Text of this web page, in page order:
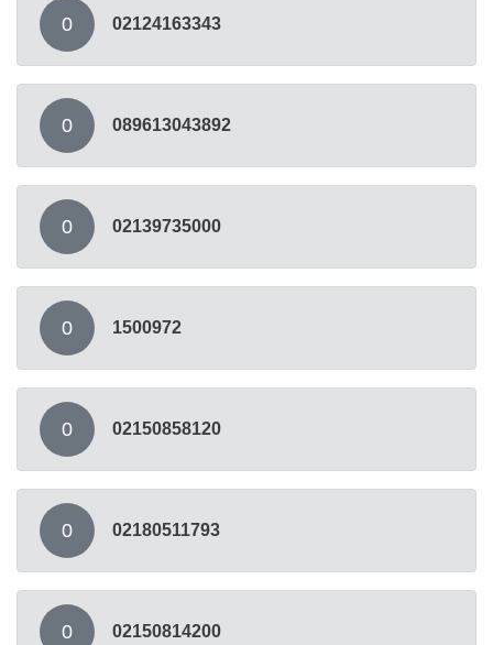
0 02124163343
0 089613043892
0 02139735000
0 1500972
0 02150858120
0 02180511793
0 02150814200